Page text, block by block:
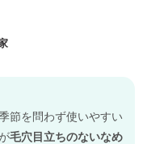
節を問わず使いやすい
毛穴目立ちのないなめ